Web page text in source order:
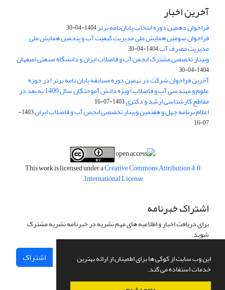
این وب سایت از کوکی ها برای اطمینان از ارائه بهترین
خدمات استفاده می کند.
آخرین اخبار
فراخوان دهمین دوره انتخاب پایان‌نامه برتر1404-04-30
فراخوان سومین همایش ملی مدیریت کیفیت آب و پنجمین همایش ملی
مدیریت مصرف آب1404-04-30
وبینار تخصصی مشترک انجمن آب و فاضلاب ایران و دانشگاه صنعتی اصفهان
1404-04-30
آخرین فراخوان شرکت در نهمین دوره مسابقه پایان نامه برتر (در حوزه
علوم و مهندسی آب و فاضلاب) ویژه دانش آموختگان سال 1400 به بعد در
مقاطع کارشناسی ارشد و دکتری1403-07-16
اعلام برنامه چهل و هفتمین وبینار تخصصی انجمن آب و فاضلاب ایران
1403-
07-16
This work is licensed under aCreative Commons Attribution 4.0
International License
.
اشتراک خبرنامه
برای دریافت اخبار و اطلاعیه های مهم نشریه در خبرنامه نشریه مشترک
شوید.
اشتراک